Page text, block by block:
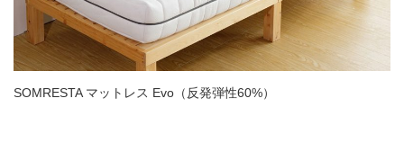
SOMRESTA マットレス Evo（反発弾性60%）